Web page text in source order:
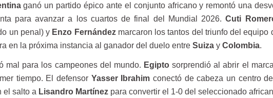
ganó un partido épico ante el conjunto africano y remontó una
para avanzar a los cuartos de final del Mundial 2026. Cuti
un penal) y Enzo Fernándezmarcaron los tantos del triunfo del equipo
en la próxima instancia al ganador del duelo entre Suiza y Colombia.
mal para los campeones del mundo. Egiptosorprendió al abrir el
tiempo. El defensor Yasser Ibrahim conectó de cabeza un centro de
el salto a Lisandro Martínezpara convertir el 1-0 del seleccionado